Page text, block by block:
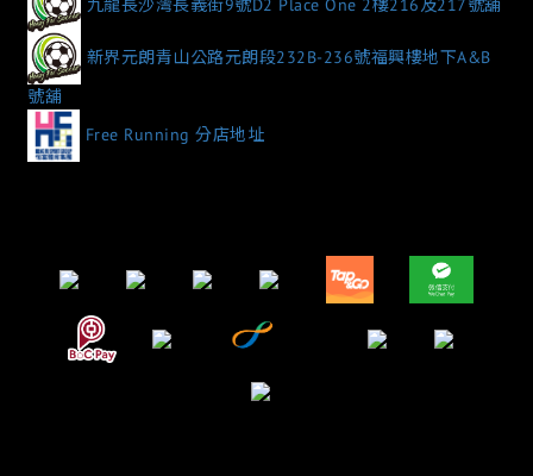
新界元朗青山公路元朗段232B-236號福興樓地下A&B
號舖
Free Running 分店地址